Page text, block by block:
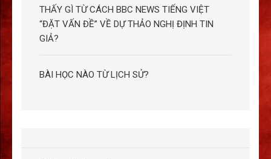
THẤY GÌ TỪ CÁCH BBC NEWS TIẾNG VIỆT
“ĐẶT VẤN ĐỀ” VỀ DỰ THẢO NGHỊ ĐỊNH TIN
GIẢ?
BÀI HỌC NÀO TỪ LỊCH SỬ?